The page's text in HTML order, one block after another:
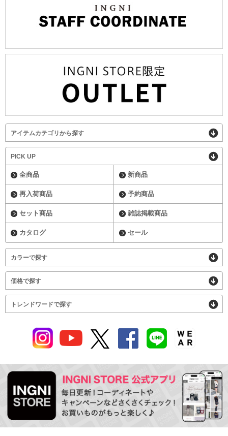
アイテムカテゴリから探す
PICK UP
全商品 新商品
再入荷商品 予約商品
セット商品 雑誌掲載商品
カタログ セール
カラーで探す
価格で探す
トレンドワードで探す